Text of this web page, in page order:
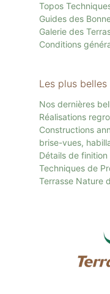
Topos
Guides des
Galerie des
Conditions
Les plus
Nos dernières
Réalisations
Constructions
brise-vues,
Détails de
Techniques de
Terrasse Nature